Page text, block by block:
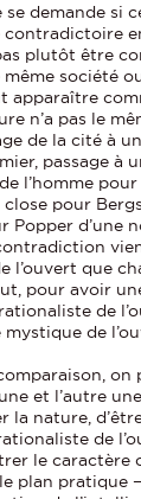
demande si
plutôt être
même société
apparaître
n’a pas le
de la cité à
passage à
l’homme
pour
Popper d’une
l’ouvert que
pour avoir
de
de
on
et l’autre
la nature,
de
le caractère
plan pratique